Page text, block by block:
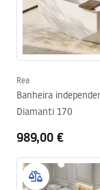
Rea
Banheira
Diamanti 170
989,00 €